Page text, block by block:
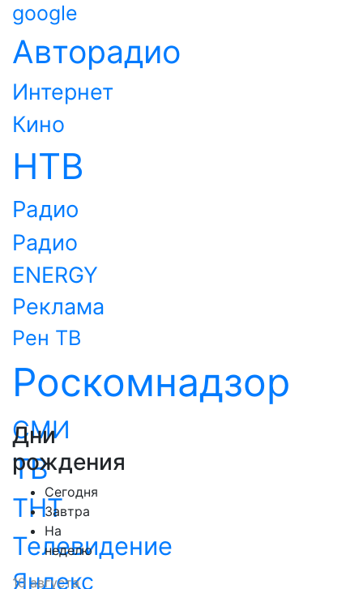
google
Авторадио
Интернет
Кино
НТВ
Радио
Радио
ENERGY
Реклама
Рен ТВ
Роскомнадзор
СМИ
ТВ
ТНТ
Телевидение
Яндекс
Дни
рождения
Сегодня
Завтра
На
неделю
10 августа